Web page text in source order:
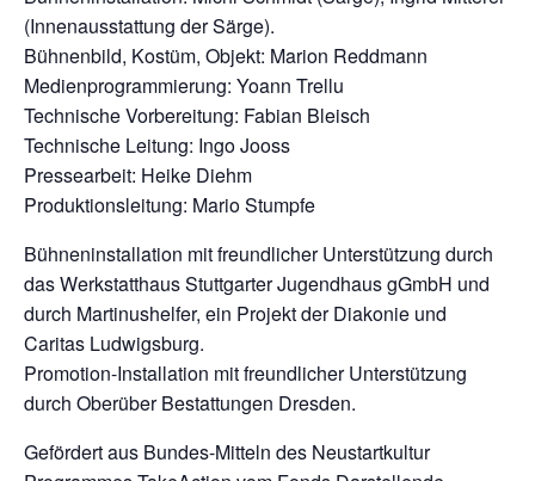
(Innenausstattung der Särge).
Bühnenbild, Kostüm, Objekt: Marion Reddmann
Medienprogrammierung: Yoann Trellu
Technische Vorbereitung: Fabian Bleisch
Technische Leitung: Ingo Jooss
Pressearbeit: Heike Diehm
Produktionsleitung: Mario Stumpfe
Bühneninstallation mit freundlicher Unterstützung durch
das Werkstatthaus Stuttgarter Jugendhaus gGmbH und
durch Martinushelfer, ein Projekt der Diakonie und
Caritas Ludwigsburg.
Promotion-Installation mit freundlicher Unterstützung
durch Oberüber Bestattungen Dresden.
Gefördert aus Bundes-Mitteln des Neustartkultur